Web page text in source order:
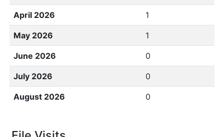
April 2026 1
May 2026 1
June 2026 0
July 2026 0
August 2026 0